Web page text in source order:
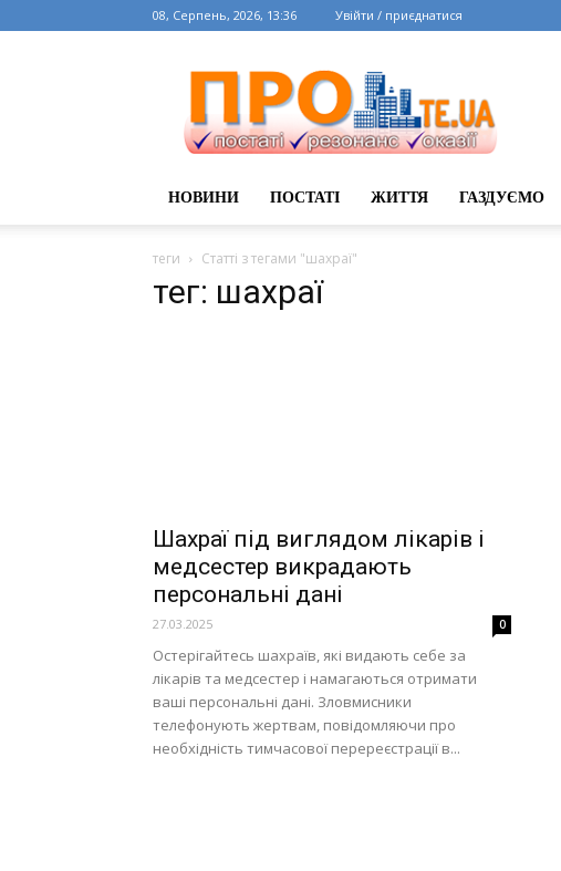
08, Серпень, 2026, 13:36 Увійти / приєднатися
НОВИНИ ПОСТАТІ ЖИТТЯ ГАЗДУЄМО
теги Статті з тегами "шахраї"
тег: шахраї
Шахраї під виглядом лікарів і
медсестер викрадають
персональні дані
27.03.2025 0
Остерігайтесь шахраїв, які видають себе за
лікарів та медсестер і намагаються отримати
ваші персональні дані. Зловмисники
телефонують жертвам, повідомляючи про
необхідність тимчасової перереєстрації в...